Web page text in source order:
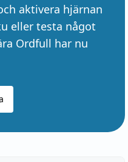
aktivera hjärnan
eller testa något
Ordfull har nu